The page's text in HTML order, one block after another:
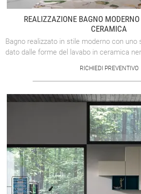
REALIZZAZIONE BAGNO
CERAMICA
Bagno realizzato in stile moderno con uno
dato dalle forme del lavabo in ceramica
RICHIEDI PREVENTIVO